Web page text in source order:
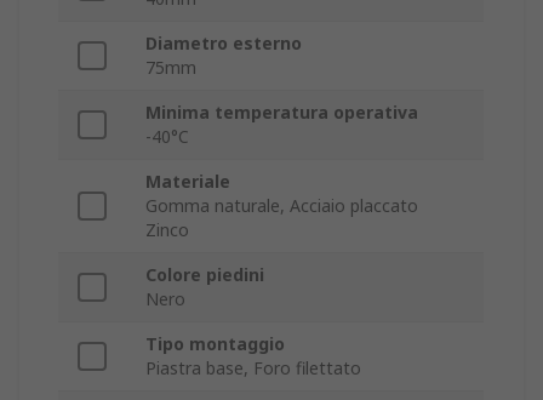
Diametro esterno
75mm
Minima temperatura operativa
-40°C
Materiale
Gomma naturale, Acciaio placcato
Zinco
Colore piedini
Nero
Tipo montaggio
Piastra base, Foro filettato